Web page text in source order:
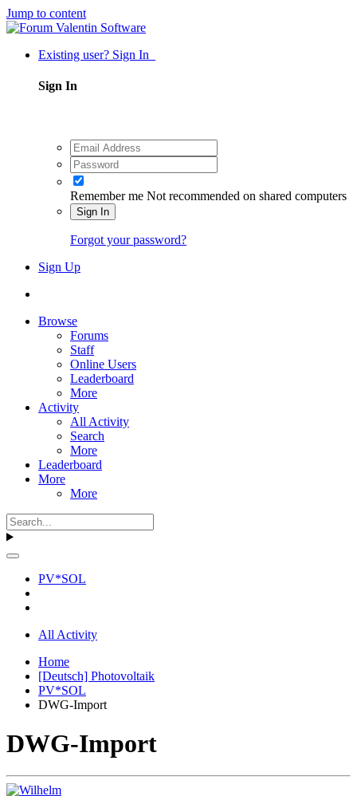
Jump to content
Existing user? Sign In
Sign In
Remember me Not recommended on shared computers
Sign In
Forgot your password?
Sign Up
Browse
Forums
Staff
Online Users
Leaderboard
More
Activity
All Activity
Search
More
Leaderboard
More
More
PV*SOL
All Activity
Home
[Deutsch] Photovoltaik
PV*SOL
DWG-Import
DWG-Import